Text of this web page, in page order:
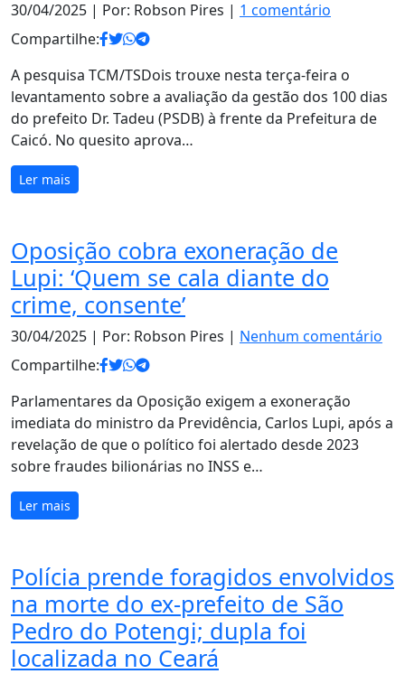
30/04/2025 | Por: Robson Pires | 1 comentário
Compartilhe:
A pesquisa TCM/TSDois trouxe nesta terça-feira o
levantamento sobre a avaliação da gestão dos 100 dias
do prefeito Dr. Tadeu (PSDB) à frente da Prefeitura de
Caicó. No quesito aprova…
Ler mais
Oposição cobra exoneração de
Lupi: ‘Quem se cala diante do
crime, consente’
30/04/2025 | Por: Robson Pires | Nenhum comentário
Compartilhe:
Parlamentares da Oposição exigem a exoneração
imediata do ministro da Previdência, Carlos Lupi, após a
revelação de que o político foi alertado desde 2023
sobre fraudes bilionárias no INSS e…
Ler mais
Polícia prende foragidos envolvidos
na morte do ex-prefeito de São
Pedro do Potengi; dupla foi
localizada no Ceará